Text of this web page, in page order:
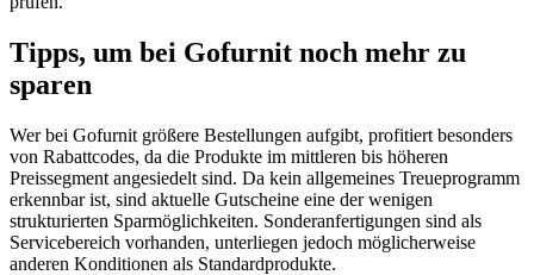
Tipps, um bei Gofurnit noch mehr zu
sparen
Wer bei Gofurnit größere Bestellungen aufgibt, profitiert besonders
von Rabattcodes, da die Produkte im mittleren bis höheren
Preissegment angesiedelt sind. Da kein allgemeines Treueprogramm
erkennbar ist, sind aktuelle Gutscheine eine der wenigen
strukturierten Sparmöglichkeiten. Sonderanfertigungen sind als
Servicebereich vorhanden, unterliegen jedoch möglicherweise
anderen Konditionen als Standardprodukte.